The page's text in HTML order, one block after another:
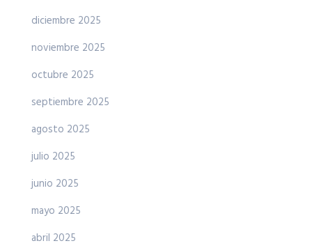
diciembre 2025
noviembre 2025
octubre 2025
septiembre 2025
agosto 2025
julio 2025
junio 2025
mayo 2025
abril 2025